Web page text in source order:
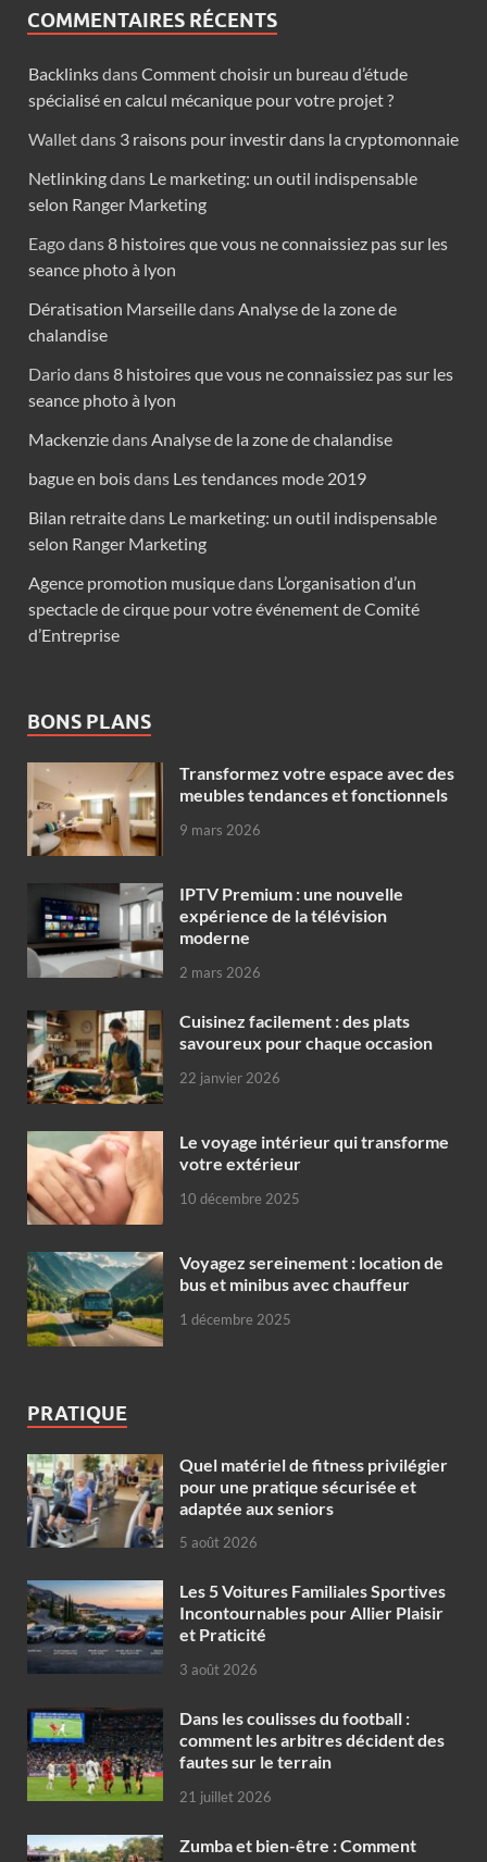
COMMENTAIRES RÉCENTS
BacklinksdansComment choisir un bureau d’étude
spécialisé en calcul mécanique pour votre projet ?
Walletdans 3 raisons pour investir dans la cryptomonnaie
Netlinkingdans Le marketing: un outil indispensable
selon Ranger Marketing
Eagodans8 histoires que vous ne connaissiez pas sur les
seance photo à lyon
Dératisation MarseilledansAnalyse de la zone de
chalandise
Dariodans8 histoires que vous ne connaissiez pas sur les
seance photo à lyon
MackenziedansAnalyse de la zone de chalandise
bague en boisdans Les tendances mode 2019
Bilan retraitedans Le marketing: un outil indispensable
selon Ranger Marketing
Agence promotion musiquedans L’organisation d’un
spectacle de cirque pour votre événement de Comité
d’Entreprise
BONS PLANS
Transformez votre espace avec des
meubles tendances et fonctionnels
9 mars 2026
IPTV Premium : une nouvelle
expérience de la télévision
moderne
2 mars 2026
Cuisinez facilement : des plats
savoureux pour chaque occasion
22 janvier 2026
Le voyage intérieur qui transforme
votre extérieur
10 décembre 2025
Voyagez sereinement : location de
bus et minibus avec chauffeur
1 décembre 2025
PRATIQUE
Quel matériel de fitness privilégier
pour une pratique sécurisée et
adaptée aux seniors
5 août 2026
Les 5 Voitures Familiales Sportives
Incontournables pour Allier Plaisir
et Praticité
3 août 2026
Dans les coulisses du football :
comment les arbitres décident des
fautes sur le terrain
21 juillet 2026
Zumba et bien-être : Comment